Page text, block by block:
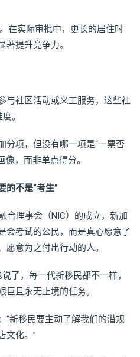
在实际审批中，更长的居住时
著提升竞争力。
与社区活动或义工服务，这些社
。
分项，但没有哪一项是“一票否
像，而非单点得分。
的不是“考生”
合理事会（NIC）的成立，新加
会考试的公民，而是真心愿意了
意为之付出行动的人。
了，每一代新移民都不一样，
且永无止境的任务。
“新移民要主动了解我们的潜规
文化。”